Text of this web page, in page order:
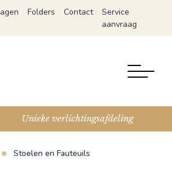
Folders Contact
Service
aanvraag
Unieke verlichtingsafdeling
Stoelen en Fauteuils